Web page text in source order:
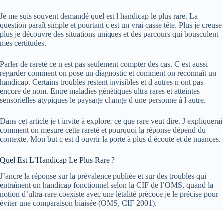
Je me suis souvent demandé quel est l handicap le plus rare. La
question paraît simple et pourtant c est un vrai casse tête. Plus je creuse
plus je découvre des situations uniques et des parcours qui bousculent
mes certitudes.
Parler de rareté ce n est pas seulement compter des cas. C est aussi
regarder comment on pose un diagnostic et comment on reconnaît un
handicap. Certains troubles restent invisibles et d autres n ont pas
encore de nom. Entre maladies génétiques ultra rares et atteintes
sensorielles atypiques le paysage change d une personne à l autre.
Dans cet article je t invite à explorer ce que rare veut dire. J expliquerai
comment on mesure cette rareté et pourquoi la réponse dépend du
contexte. Mon but c est d ouvrir la porte à plus d écoute et de nuances.
Quel Est L’Handicap Le Plus Rare ?
J’ancre la réponse sur la prévalence publiée et sur des troubles qui
entraînent un handicap fonctionnel selon la CIF de l’OMS, quand la
notion d’ultra-rare coexiste avec une létalité précoce je le précise pour
éviter une comparaison biaisée (OMS, CIF 2001).